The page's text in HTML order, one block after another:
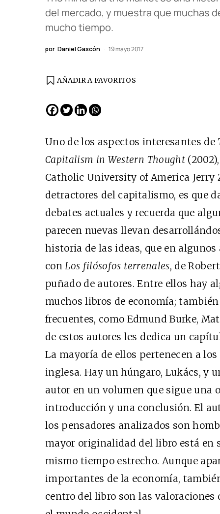
del mercado, y muestra que muchas
mucho tiempo.
por Daniel Gascón 19 mayo 2017
AÑADIR A FAVORITOS
Uno de los aspectos interesantes de
Capitalism in Western Thought
Catholic University of America Jerry
detractores del capitalismo, es que
debates actuales y recuerda que
parecen nuevas llevan
historia de las ideas, que en
conLos filósofos terrenales, de
puñado de autores. Entre ellos hay
muchos libros de economía;
frecuentes, como Edmund Burke,
de estos autores les dedica un
La mayoría de ellos pertenecen a
inglesa. Hay un húngaro, Lukács, y
autor en un volumen que sigue una
introducción y una conclusión. El
los pensadores analizados son
mayor originalidad del libro está en
mismo tiempo estrecho. Aunque
importantes de la economía,
centro del libro son las
Cine desde los
EDICIÓN MÉXICO
SUSCRÍBETE